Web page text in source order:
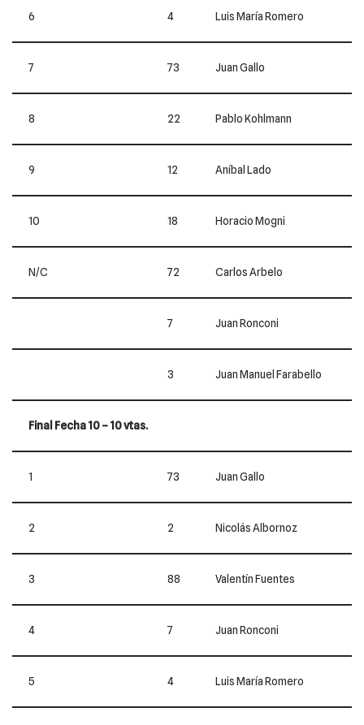
6 4 Luis María Romero
7 73 Juan Gallo
8 22 Pablo Kohlmann
9 12 Aníbal Lado
10 18 Horacio Mogni
N/C 72 Carlos Arbelo
7 Juan Ronconi
3 Juan Manuel Farabello
Final Fecha 10 – 10 vtas.
1 73 Juan Gallo
2 2 Nicolás Albornoz
3 88 Valentín Fuentes
4 7 Juan Ronconi
5 4 Luis María Romero